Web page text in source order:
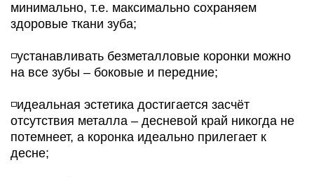
минимально, т.е. максимально сохраняем
здоровые ткани зуба;
◽️устанавливать безметалловые коронки можно
на все зубы – боковые и передние;
◽️идеальная эстетика достигается засчёт
отсутствия металла – десневой край никогда не
потемнеет, а коронка идеально прилегает к
десне;